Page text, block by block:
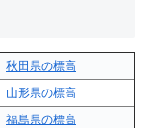
秋田県の標高
山形県の標高
福島県の標高